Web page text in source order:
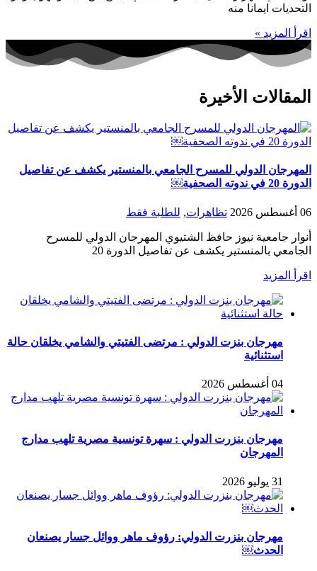
التحديات ايمانا منه
اقرأ المزيد »
المقالات الأخيرة
المهرجان الدولي للمسرح الجامعي بالمنستير يكشف عن تفاصيل
الدورة 20 في ندوته الصحفية￼
06 أغسطس 2026 تظاهرات, للطلبة فقط
أنوار جامعية نيوز حافظ الشتيوي المهرجان الدولي للمسرح
الجامعي بالمنستير يكشف عن تفاصيل الدورة 20
اقرأ المزيد
مهرجان بنزت الدولي : مرتضى الفتيتي والشامي يخلقان حالة
استثنائية
04 أغسطس 2026
مهرجان بنزرت الدولي : سهرة تونسية مصرية تلهب مدارج
المهرجان
31 يوليو 2026
مهرجان بنزرت الدولي: رؤوف ماهر ووائل جسار يصنعان
الحدث￼